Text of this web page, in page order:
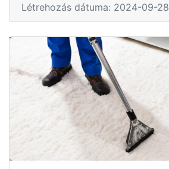
Létrehozás dátuma: 2024-09-28